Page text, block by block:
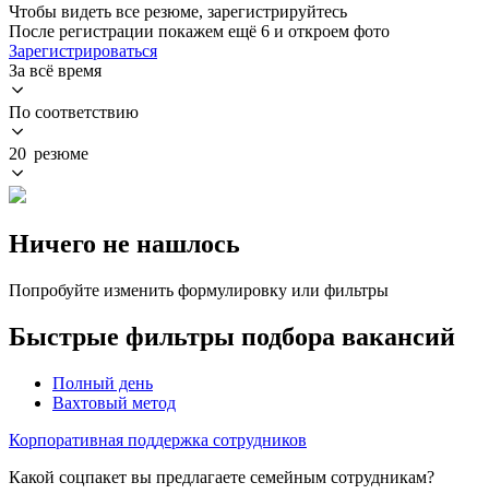
Чтобы видеть все резюме, зарегистрируйтесь
После регистрации покажем ещё 6 и откроем фото
Зарегистрироваться
За всё время
По соответствию
20 резюме
Ничего не нашлось
Попробуйте изменить формулировку или фильтры
Быстрые фильтры подбора вакансий
Полный день
Вахтовый метод
Корпоративная поддержка сотрудников
Какой соцпакет вы предлагаете семейным сотрудникам?